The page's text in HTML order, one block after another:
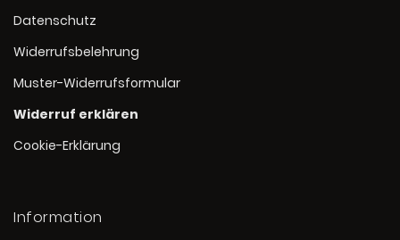
Datenschutz
Widerrufsbelehrung
Muster-Widerrufsformular
Widerruf erklären
Cookie-Erklärung
Information